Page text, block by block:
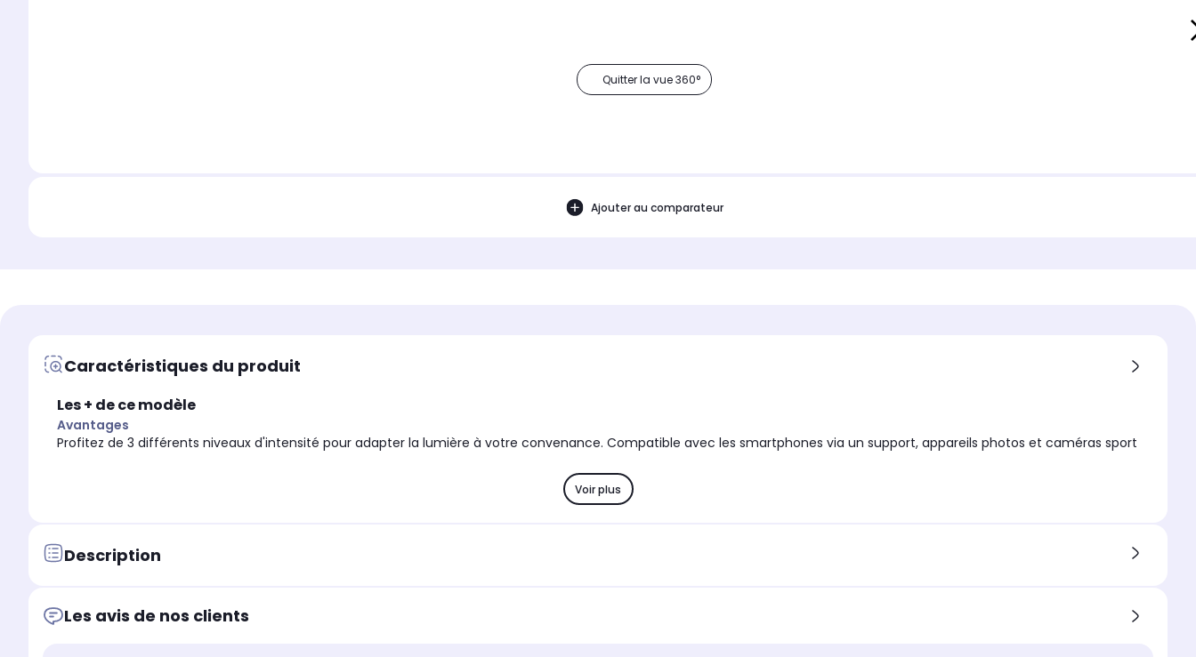
Quitter la vue 360°
Ajouter au comparateur
Caractéristiques du produit
Les + de ce modèle
Avantages
Profitez de 3 différents niveaux d'intensité pour adapter la lumière à votre convenance. Compatible avec les smartphones via un support, appareils photos et caméras sport
Voir plus
Description
Les avis de nos clients